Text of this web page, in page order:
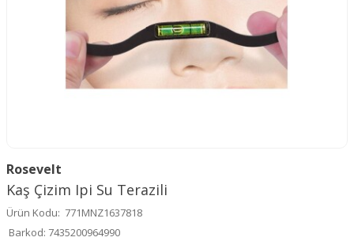
Rosevelt
Kaş Çizim Ipi Su Terazili
Ürün Kodu: 771MNZ1637818
Barkod: 7435200964990